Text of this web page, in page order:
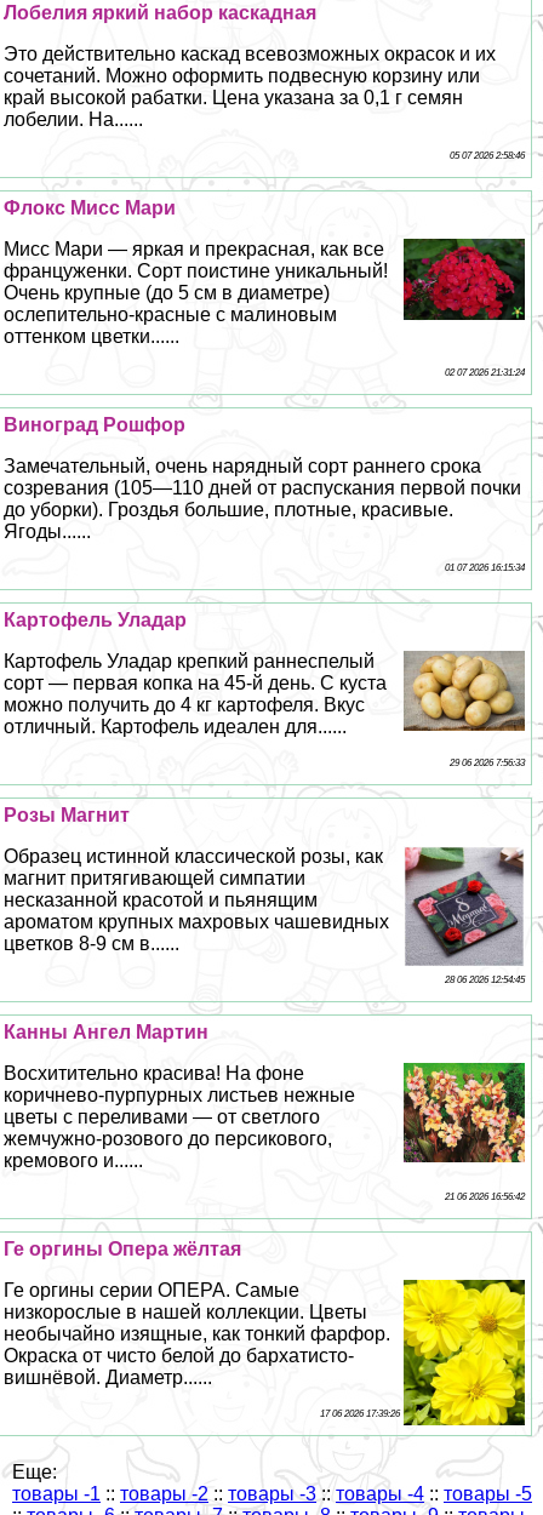
Лобелия яркий набор каскадная
Это действительно каскад всевозможных окрасок и их
сочетаний. Можно оформить подвесную корзину или
край высокой paбатки. Цена указана за 0,1 г семян
лобелии. На......
05 07 2026 2:58:46
Флокс Мисс Мари
Мисс Мари — яркая и прекрасная, как все
француженки. Сорт поистине уникальный!
Очень крупные (до 5 см в диаметре)
ослепительно-красные с малиновым
оттенком цветки......
02 07 2026 21:31:24
Виноград Рошфор
Замечательный, очень нарядный сорт раннего срока
созревания (105—110 дней от распускания первой почки
до уборки). Гроздья большие, плотные, красивые.
Ягоды......
01 07 2026 16:15:34
Картофель Уладар
Картофель Уладар крепкий раннеспелый
сорт — первая копка на 45-й день. С куста
можно получить до 4 кг картофеля. Вкус
отличный. Картофель идеален для......
29 06 2026 7:56:33
Розы Магнит
Образец истинной классической розы, как
магнит притягивающей симпатии
несказанной красотой и пьянящим
ароматом крупных махровых чашевидных
цветков 8-9 см в......
28 06 2026 12:54:45
Канны Ангел Мартин
Восхитительно красива! На фоне
коричнево-пурпурных листьев нежные
цветы с переливами — от светлого
жемчужно-розового до персикового,
кремового и......
21 06 2026 16:56:42
Ге opгины Опера жёлтая
Ге opгины серии ОПЕРА. Самые
низкорослые в нашей коллекции. Цветы
необычайно изящные, как тонкий фарфор.
Окраска от чисто белой до бархатисто-
вишнёвой. Диаметр......
17 06 2026 17:39:26
Еще:
товары -1 :: товары -2 :: товары -3 :: товары -4 :: товары -5